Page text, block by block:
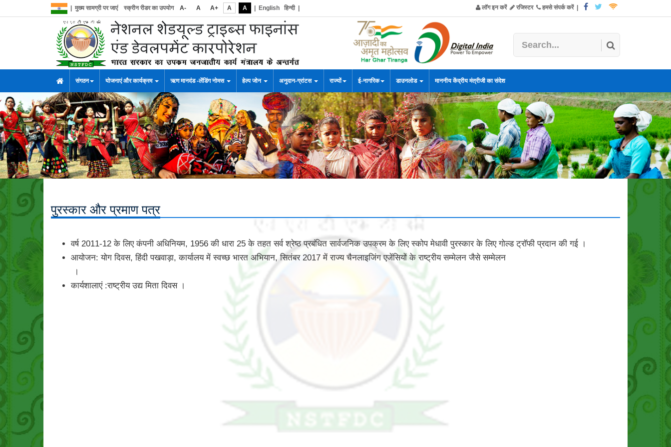
मुख्य सामग्री पर जाएं स्क्रीन रीडर का उपयोग A- A A+ A A English हिन्दी| लॉग इन करें रजिस्टर हमसे संपर्क करें|
संगठन योजनाएं और कार्यक्रम ऋण मानदंड -लेंडिंग नोमस हेल्प जोन अनुदान-ग्रांटस राज्यों ई-नागरिक डाउनलोड माननीय केंद्रीय मंत्रीजी का संदेश
पुरस्कार और प्रमाण पत्र
वर्ष 2011-12 के लिए कंपनी अधिनियम, 1956 की धारा 25 के तहत सर्व श्रेष्ठ प्रबंधित सार्वजनिक उपक्रम के लिए स्कोप मेधावी पुरस्कार के लिए गोल्ड ट्रॉफी प्रदान की गई ।
आयोजन: योग दिवस, हिंदी पखवाड़ा, कार्यालय में स्वच्छ भारत अभियान, सितंबर 2017 में राज्य चैनलाइजिंग एजेंसियों के राष्ट्रीय सम्मेलन जैसे सम्मेलन
।
कार्यशालाएं :राष्ट्रीय उद्य मिता दिवस ।